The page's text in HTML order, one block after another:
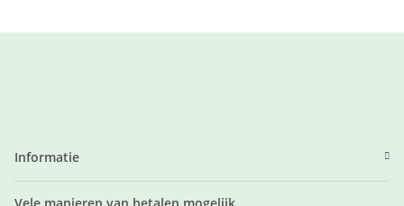
Informatie